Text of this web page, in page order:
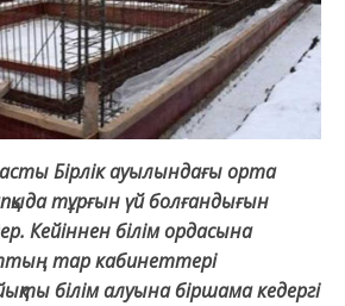
Бірлік ауылындағы орта
тұрғын үй болғандығын
Кейіннен білім ордасына
тар кабинеттері
білім алуына біршама кедергі